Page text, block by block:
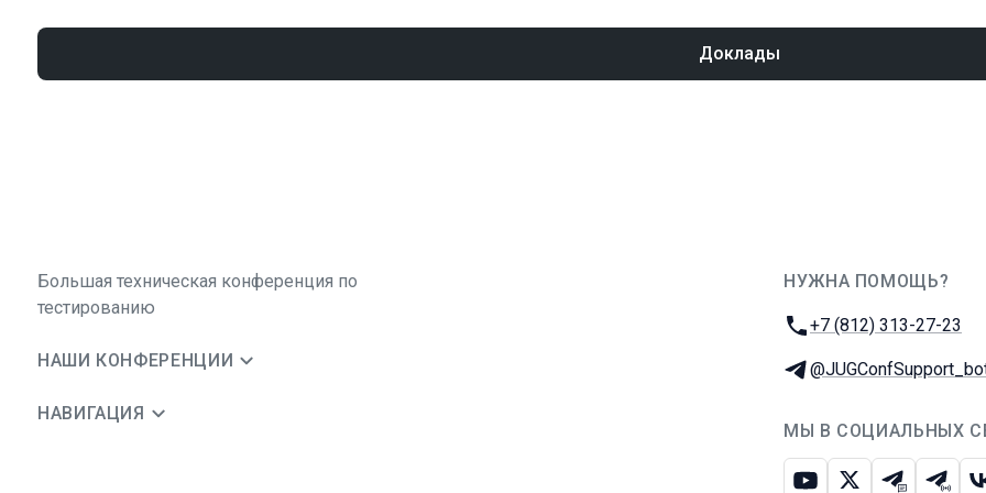
Доклады
Большая техническая конференция по
тестированию
НАШИ КОНФЕРЕНЦИИ
НАВИГАЦИЯ
НУЖНА ПОМОЩЬ?
Телефон:
+7 (812) 313-27-23
Телеграм:
МЫ В СОЦИАЛЬНЫХ